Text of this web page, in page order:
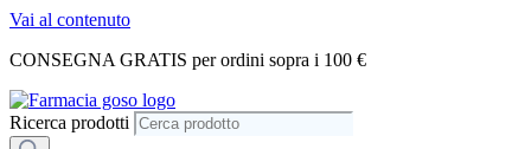
Vai al contenuto
CONSEGNA GRATIS per ordini sopra i 100 €
Ricerca prodotti